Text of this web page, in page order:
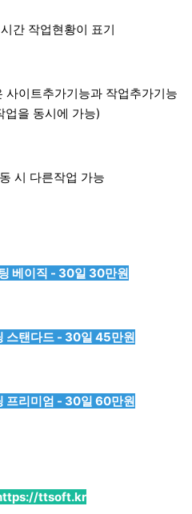
간 작업현황이 표기
사이트추가기능과 작업추가기능
업을 동시에 가능)
시 다른작업 가능
베이직 - 30일 30만원
스탠다드 - 30일 45만원
프리미엄 - 30일 60만원
ttsoft.kr